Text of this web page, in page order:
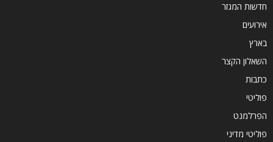
חדשות המגזר
אירועים
בארץ
השאלון הקצר
כתבות
פוליטי
הפרלמנט
פוליטי מדיני